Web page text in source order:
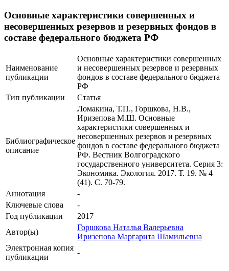
Основные характеристики совершенных и
несовершенных резервов и резервных фондов в
составе федерального бюджета РФ
Наименование
публикации
Основные характеристики совершенных
и несовершенных резервов и резервных
фондов в составе федерального бюджета
РФ
Тип публикации
Статья
Библиографическое
описание
Ломакина, Т.П., Горшкова, Н.В.,
Иризепова М.Ш. Основные
характеристики совершенных и
несовершенных резервов и резервных
фондов в составе федерального бюджета
РФ. Вестник Волгоградского
государственного университета. Серия 3:
Экономика. Экология. 2017. Т. 19. № 4
(41). С. 70-79.
Аннотация
-
Ключевые cлова
-
Год публикации
2017
Автор(ы)
Горшкова Наталья Валерьевна
Иризепова Маргарита Шамильевна
Электронная копия
публикации
-